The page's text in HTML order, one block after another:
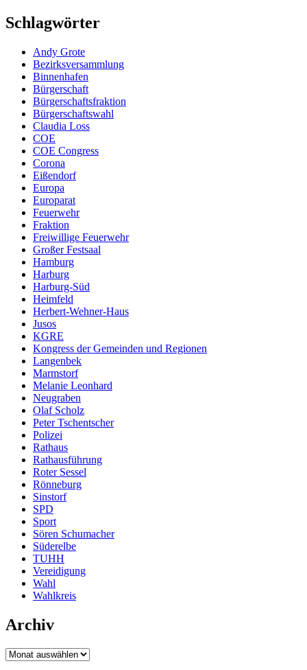
Schlagwörter
Andy Grote
Bezirksversammlung
Binnenhafen
Bürgerschaft
Bürgerschaftsfraktion
Bürgerschaftswahl
Claudia Loss
COE
COE Congress
Corona
Eißendorf
Europa
Europarat
Feuerwehr
Fraktion
Freiwillige Feuerwehr
Großer Festsaal
Hamburg
Harburg
Harburg-Süd
Heimfeld
Herbert-Wehner-Haus
Jusos
KGRE
Kongress der Gemeinden und Regionen
Langenbek
Marmstorf
Melanie Leonhard
Neugraben
Olaf Scholz
Peter Tschentscher
Polizei
Rathaus
Rathausführung
Roter Sessel
Rönneburg
Sinstorf
SPD
Sport
Sören Schumacher
Süderelbe
TUHH
Vereidigung
Wahl
Wahlkreis
Archiv
Archiv